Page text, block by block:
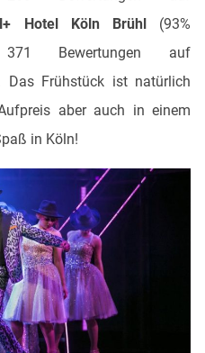
Hotel Köln Brühl(93%
371 Bewertungen auf
Das Frühstück ist natürlich
aber auch in einem
in Köln!